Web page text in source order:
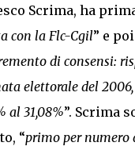
Scrima, ha
con la Flc-Cgil” e
di consensi:
elettorale del
al 31,08%”. Scrima
“primo per numero